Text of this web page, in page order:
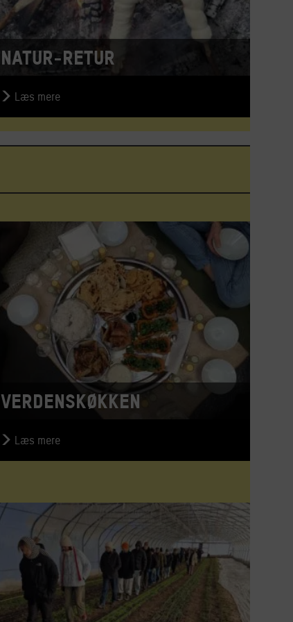
Natur-retur
Læs mere
Verdenskøkken
Læs mere